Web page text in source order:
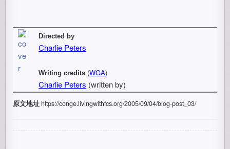
Directed by
Charlie Peters
Writing credits (WGA)
Charlie Peters (written by)
原文地址https://conge.livingwithfcs.org/2005/09/04/blog-post_03/